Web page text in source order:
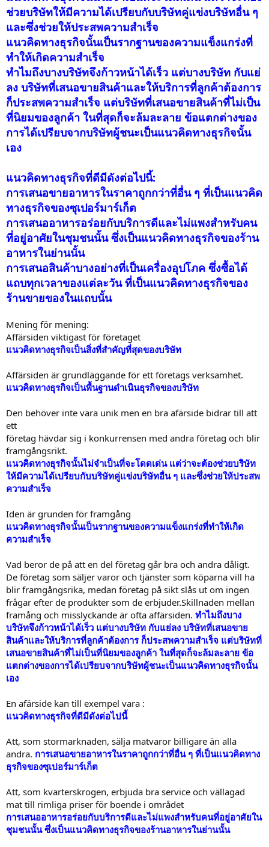
Att som närbutiken, tillhandahålla ett begränsat sortiment av
daglig varor stora delar av dygnet.
ช่วยบริษัทให้มีความได้เปรียบกับบริษัทคู่แข่งบริษัทอื่น ๆ
และซึ่งช่วยให้ประสพความสำเร็จ
แนวคิดทางธุรกิจนั้นเป็นรากฐานของความแข็งแกร่งที่
ทำให้เกิดความสำเร็จ
ทำไมถึงบางบริษัทจึงก้าวหน้าได้เร็ว แต่บางบริษัท กับแย่
ลง บริษัทที่เสนอขายสินค้าและให้บริการที่ลูกค้าต้องการ
ก็ประสพความสำเร็จ แต่บริษัทที่เสนอขายสินค้าที่ไม่เป็น
ที่นิยมของลูกค้า ในที่สุดก็จะล้มละลาย ข้อแตกต่างของ
การได้เปรียบจากบริษัทผู้ชนะเป็นแนวคิดทางธุรกิจนั้น
เอง
แนวคิดทางธุรกิจที่ดีมีดังต่อไปนี้:
การเสนอขายอาหารในราคาถูกกว่าที่อื่น ๆ ที่เป็นแนวคิด
ทางธุรกิจของซุเปอร์มาร์เก็ต
การเสนออาหารอร่อยกับบริการดีและไม่แพงสำหรับคน
ที่อยู่อาศัยในชุมชนนั้น ซึ่งเป็นแนวคิดทางธุรกิจของร้าน
อาหารในย่านนั้น
การเสนอสินค้าบางอย่างที่เป็นเครื่องอุปโภค ซึ่งซื้อได้
แถบทุกเวลาของแต่ละวัน ที่เป็นแนวคิดทางธุรกิจของ
ร้านขายของในแถบนั้น
Mening för mening:
Affärsiden viktigast för företaget
แนวคิดทางธุรกิจเป็นสิ่งที่สำคัญที่สุดของบริษัท
Affärsiden är grundläggande för ett företags verksamhet.
แนวคิดทางธุรกิจเป็นพื้นฐานดำเนินธุรกิจของบริษัท
Den behöver inte vara unik men en bra afärside bidrar till att
ett
företag hävdar sig i konkurrensen med andra företag och blir
framgångsrikt.
แนวคิดทางธุรกิจนั้นไม่จำเป็นที่จะโดดเด่น แต่ว่าจะต้องช่วยบริษัท
ให้มีความได้เปรียบกับบริษัทคู่แข่งบริษัทอื่น ๆ และซึ่งช่วยให้ประสพ
ความสำเร็จ
Iden är grunden för framgång
แนวคิดทางธุรกิจนั้นเป็นรากฐานของความแข็งแกร่งที่ทำให้เกิด
ความสำเร็จ
Vad beror de på att en del företag går bra och andra dåligt.
De företag som säljer varor och tjänster som köparna vill ha
blir framgångsrika, medan företag på sikt slås ut om ingen
frågar efter de produkter som de erbjuder.Skillnaden mellan
framång och misslyckande är ofta affärsiden. ทำไมถึงบาง
บริษัทจึงก้าวหน้าได้เร็ว แต่บางบริษัท กับแย่ลง บริษัทที่เสนอขาย
สินค้าและให้บริการที่ลูกค้าต้องการ ก็ประสพความสำเร็จ แต่บริษัทที่
เสนอขายสินค้าที่ไม่เป็นที่นิยมของลูกค้า ในที่สุดก็จะล้มละลาย ข้อ
แตกต่างของการได้เปรียบจากบริษัทผู้ชนะเป็นแนวคิดทางธุรกิจนั้น
เอง
En afärside kan till exempel vara :
แนวคิดทางธุรกิจที่ดีมีดังต่อไปนี้
Att, som stormarknaden, sälja matvaror billigare än alla
andra. การเสนอขายอาหารในราคาถูกกว่าที่อื่น ๆ ที่เป็นแนวคิดทาง
ธุรกิจของซุเปอร์มาร์เก็ต
Att, som kvarterskrogen, erbjuda bra service och vällagad
mat till rimliga priser för boende i området
การเสนออาหารอร่อยกับบริการดีและไม่แพงสำหรับคนที่อยู่อาศัยใน
ชุมชนนั้น ซึ่งเป็นแนวคิดทางธุรกิจของร้านอาหารในย่านนั้น